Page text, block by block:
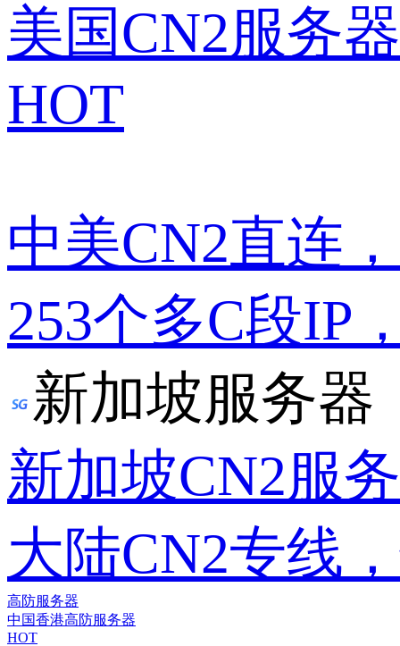
美国CN2服务器
HOT
中美CN2直连
253个多C段IP
新加坡服务器
新加坡CN2服
大陆CN2专线
高防服务器
中国香港高防服务器
HOT